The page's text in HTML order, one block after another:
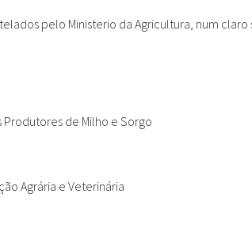
pelo Ministerio da Agricultura, num
Produtores de Milho e Sorgo
Agrária e Veterinária